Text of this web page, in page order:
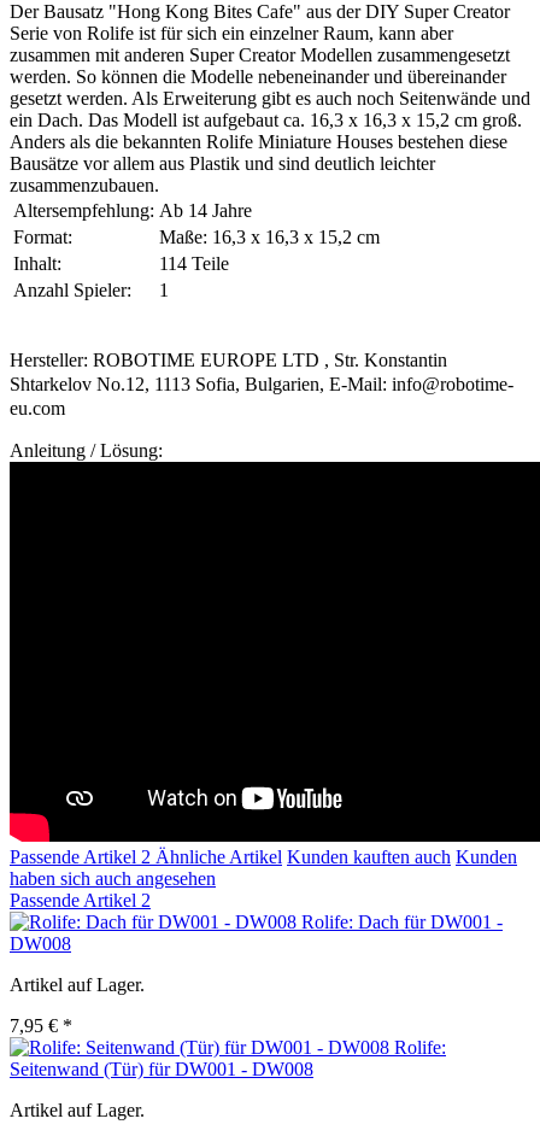
Der Bausatz "Hong Kong Bites Cafe" aus der DIY Super Creator
Serie von Rolife ist für sich ein einzelner Raum, kann aber
zusammen mit anderen Super Creator Modellen zusammengesetzt
werden. So können die Modelle nebeneinander und übereinander
gesetzt werden. Als Erweiterung gibt es auch noch Seitenwände und
ein Dach. Das Modell ist aufgebaut ca. 16,3 x 16,3 x 15,2 cm groß.
Anders als die bekannten Rolife Miniature Houses bestehen diese
Bausätze vor allem aus Plastik und sind deutlich leichter
zusammenzubauen.
Altersempfehlung: Ab 14 Jahre
Format:
Maße: 16,3 x 16,3 x 15,2 cm
Inhalt:
114 Teile
Anzahl Spieler:
1
Hersteller: ROBOTIME EUROPE LTD , Str. Konstantin
Shtarkelov No.12, 1113 Sofia, Bulgarien, E-Mail: info@robotime-
eu.com
Anleitung / Lösung:
Passende Artikel 2 Ähnliche Artikel Kunden kauften auch Kunden
haben sich auch angesehen
Passende Artikel 2
Rolife: Dach für DW001 -
DW008
Artikel auf Lager.
7,95 € *
Rolife:
Seitenwand (Tür) für DW001 - DW008
Artikel auf Lager.